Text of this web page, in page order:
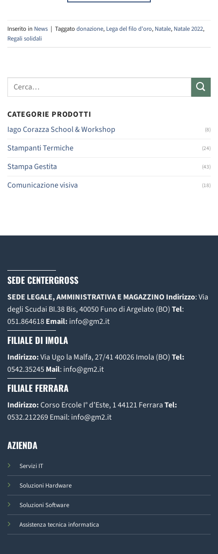
Inserito in News | Taggatodonazione, Lega del filo d'oro, Natale, Natale 2022,
Regali solidali
Cerca:
CATEGORIE PRODOTTI
Iago Corazza School & Workshop
(8)
Stampanti Termiche (24)
Stampa Gestita (43)
Comunicazione visiva (18)
SEDE CENTERGROSS
SEDE LEGALE, AMMINISTRATIVA E MAGAZZINOIndirizzo: Via
degli Scudai BI.38 Bis, 40050 Funo di Argelato (BO)Tel:
051.864618Email: info@gm2.it
FILIALE DI IMOLA
Indirizzo:Via Ugo la Malfa, 27/41 40026 Imola (BO)Tel:
0542.35245Mail: info@gm2.it
FILIALE FERRARA
Indirizzo:Corso Ercole I° d’Este, 1 44121 FerraraTel:
0532.212269Email: info@gm2.it
AZIENDA
Servizi IT
Soluzioni Hardware
Soluzioni Software
Assistenza tecnica informatica